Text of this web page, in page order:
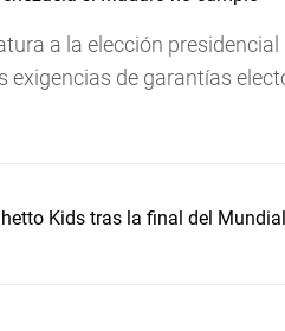
a la elección presidencial
de garantías
Kids tras la final del